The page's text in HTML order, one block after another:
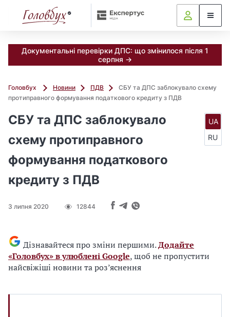
Документальні перевірки ДПС: що змінилося після 1
серпня →
Головбух Новини ПДВ
СБУ та ДПС заблокувало схему
протиправного формування податкового кредиту з ПДВ
СБУ та ДПС заблокувало
схему протиправного
формування податкового
кредиту з ПДВ
3 липня 2020 12844
UA
RU
Дізнавайтеся про зміни першими.Додайте
«Головбух» в улюблені Google, щоб не пропустити
найсвіжіші новини та роз’яснення